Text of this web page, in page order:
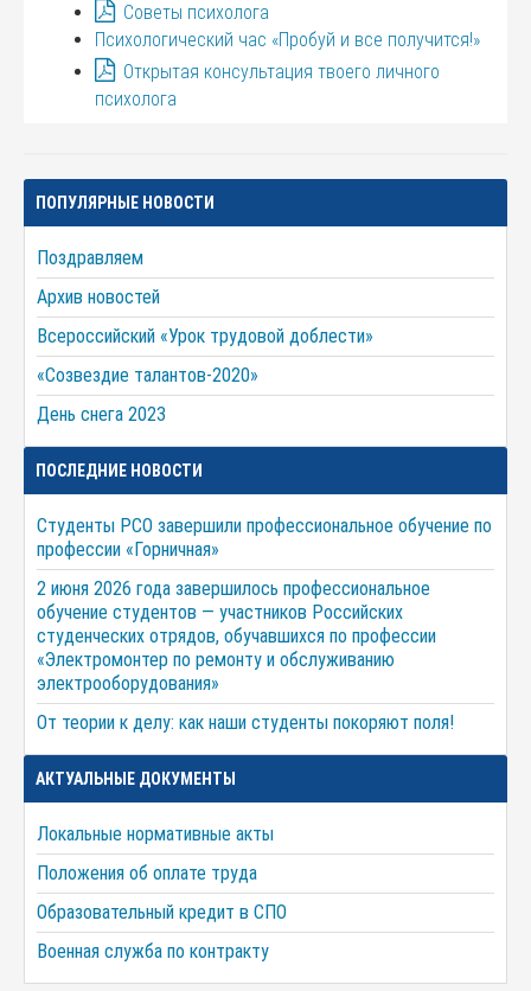
Советы психолога
Психологический час «Пробуй и все получится!»
Открытая консультация твоего личного
психолога
ПОПУЛЯРНЫЕ НОВОСТИ
Поздравляем
Архив новостей
Всероссийский «Урок трудовой доблести»
«Созвездие талантов-2020»
День снега 2023
ПОСЛЕДНИЕ НОВОСТИ
Студенты РСО завершили профессиональное обучение по
профессии «Горничная»
2 июня 2026 года завершилось профессиональное
обучение студентов — участников Российских
студенческих отрядов, обучавшихся по профессии
«Электромонтер по ремонту и обслуживанию
электрооборудования»
От теории к делу: как наши студенты покоряют поля!
АКТУАЛЬНЫЕ ДОКУМЕНТЫ
Локальные нормативные акты
Положения об оплате труда
Образовательный кредит в СПО
Военная служба по контракту